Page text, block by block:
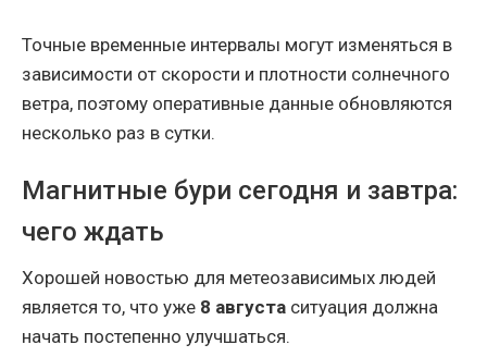
Точные временные интервалы могут изменяться в
зависимости от скорости и плотности солнечного
ветра, поэтому оперативные данные обновляются
несколько раз в сутки.
Магнитные бури сегодня и завтра:
чего ждать
Хорошей новостью для метеозависимых людей
является то, что уже 8 августа ситуация должна
начать постепенно улучшаться.